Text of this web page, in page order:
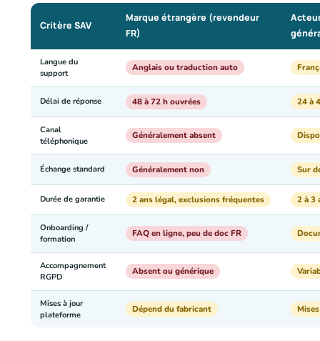
Critère SAV
Marque étrangère (revendeur
FR)
Langue du
support
Anglais ou traduction auto
Délai de réponse 48 à 72 h ouvrées 24 à
Canal
téléphonique
Généralement absent
Échange standard Généralement non Sur
Durée de garantie 2 ans légal, exclusions fréquentes 2 à 3
Onboarding /
formation
FAQ en ligne, peu de doc FR
Accompagnement
RGPD
Absent ou générique
Mises à jour
plateforme
Dépend du fabricant